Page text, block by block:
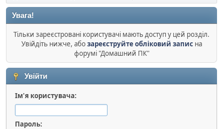
Увага!
Тільки зареєстровані користувачі мають доступ у цей розділ.
Увійдіть нижче, абозареєструйте обліковий записна
форумі "Домашний ПК"
Увійти
Ім'я користувача:
Пароль: